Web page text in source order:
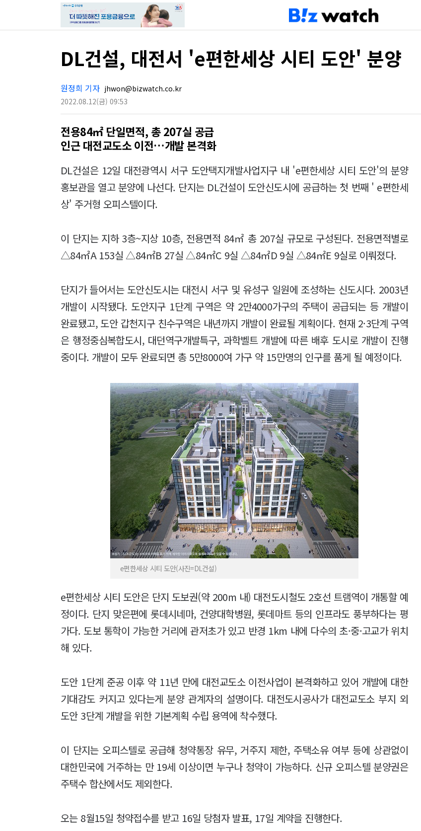
DL건설, 대전서 'e편한세상 시티 도안' 분양
원정희 기자 jhwon@bizwatch.co.kr
2022.08.12(금) 09:53
전용84㎡ 단일면적, 총 207실 공급
인근 대전교도소 이전…개발 본격화
DL건설은 12일 대전광역시 서구 도안택지개발사업지구 내 'e편한세상 시티 도안'의 분양
홍보관을 열고 분양에 나선다. 단지는 DL건설이 도안신도시에 공급하는 첫 번째 ' e편한세
상' 주거형 오피스텔이다.
이 단지는 지하 3층~지상 10층, 전용면적 84㎡ 총 207실 규모로 구성된다. 전용면적별로
△84㎡A 153실 △84㎡B 27실 △84㎡C 9실 △84㎡D 9실 △84㎡E 9실로 이뤄졌다.
단지가 들어서는 도안신도시는 대전시 서구 및 유성구 일원에 조성하는 신도시다. 2003년
개발이 시작됐다. 도안지구 1단계 구역은 약 2만4000가구의 주택이 공급되는 등 개발이
완료됐고, 도안 갑천지구 친수구역은 내년까지 개발이 완료될 계획이다. 현재 2·3단계 구역
은 행정중심복합도시, 대던역구개발특구, 과학벨트 개발에 따른 배후 도시로 개발이 진행
중이다. 개발이 모두 완료되면 총 5만8000여 가구 약 15만명의 인구를 품게 될 예정이다.
e편한세상 시티 도안(사진=DL건설)
e편한세상 시티 도안은 단지 도보권(약 200m 내) 대전도시철도 2호선 트램역이 개통할 예
정이다. 단지 맞은편에 롯데시네마, 건양대학병원, 롯데마트 등의 인프라도 풍부하다는 평
가다. 도보 통학이 가능한 거리에 관저초가 있고 반경 1km 내에 다수의 초·중·고교가 위치
해 있다.
도안 1단계 준공 이후 약 11년 만에 대전교도소 이전사업이 본격화하고 있어 개발에 대한
기대감도 커지고 있다는게 분양 관계자의 설명이다. 대전도시공사가 대전교도소 부지 외
도안 3단계 개발을 위한 기본계획 수립 용역에 착수했다.
이 단지는 오피스텔로 공급해 청약통장 유무, 거주지 제한, 주택소유 여부 등에 상관없이
대한민국에 거주하는 만 19세 이상이면 누구나 청약이 가능하다. 신규 오피스텔 분양권은
주택수 합산에서도 제외한다.
오는 8월15일 청약접수를 받고 16일 당첨자 발표, 17일 계약을 진행한다.